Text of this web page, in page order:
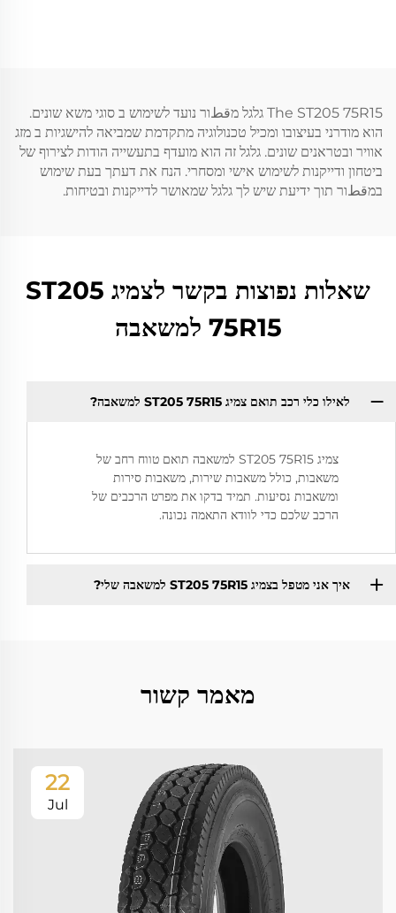
The ST205 75R15 גלגל מقطור נועד לשימוש ב סוגי משא שונים.
הוא מודרני בעיצובו ומכיל טכנולוגיה מתקדמת שמביאה להישגיות ב מזג
אוויר ובטראנים שונים. גלגל זה הוא מועדף בתעשייה הודות לצירוף של
ביטחון ודייקנות לשימוש אישי ומסחרי. הנח את דעתך בעת שימוש
במقطור תוך ידיעת שיש לך גלגל שמאושר לדייקנות ובטיחות.
שאלות נפוצות בקשר לצמיג ST205
75R15 למשאבה
לאילו כלי רכב תואם צמיג ST205 75R15 למשאבה?
צמיג ST205 75R15 למשאבה תואם טווח רחב של
משאבות, כולל משאבות שירות, משאבות סירות
ומשאבות נסיעות. תמיד בדקו את מפרט הרכבים של
הרכב שלכם כדי לוודא התאמה נכונה.
איך אני מטפל בצמיג ST205 75R15 למשאבה שלי?
מאמר קשור
22
Jul